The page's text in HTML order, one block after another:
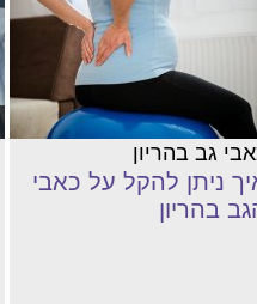
גב בהריון
ניתן להקל על כאבי
בהריון